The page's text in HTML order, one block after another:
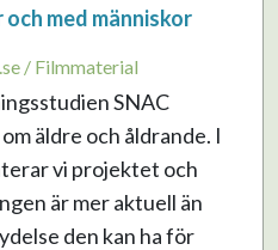
med människor
/ Filmmaterial
SNAC
äldre och åldrande. I
vi projektet och
är mer aktuell än
den kan ha för